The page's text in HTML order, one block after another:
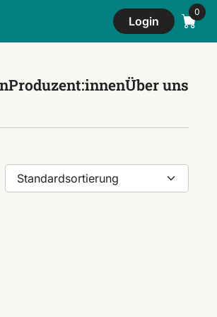
Login
Produzent:innenÜber uns